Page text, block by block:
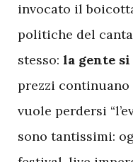
invocato il
politiche del
stesso: la gente si
prezzi continuano
vuole perdersi
sono tantissimi: